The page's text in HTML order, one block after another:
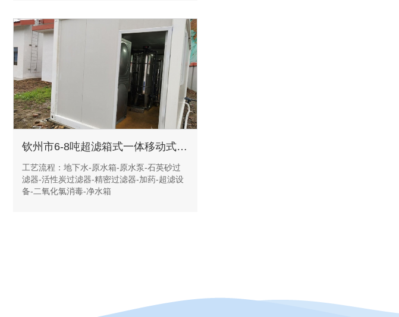
钦州市6-8吨超滤箱式一体移动式净水设备
工艺流程：地下水-原水箱-原水泵-石英砂过
滤器-活性炭过滤器-精密过滤器-加药-超滤设
备-二氧化氯消毒-净水箱